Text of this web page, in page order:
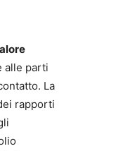
alle parti
La
rapporti